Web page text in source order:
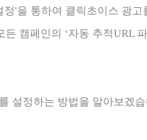
정'을 통하여 클릭초이스 광고
캠페인의 ‘자동 추적URL
설정하는 방법을 알아보겠